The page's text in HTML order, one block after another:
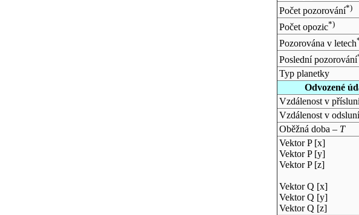
Počet pozorování*)
Počet opozic*)
Pozorována v letech
Poslední pozorování
Typ planetky
Odvozené
Vzdálenost v
Vzdálenost v
Oběžná doba – T
Vektor P [x]
Vektor P [y]
Vektor P [z]
Vektor Q [x]
Vektor Q [y]
Vektor Q [z]